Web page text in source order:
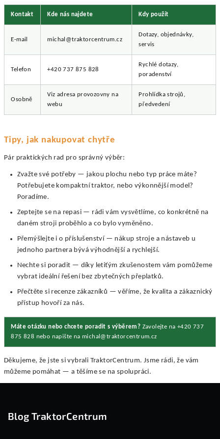
Kontakt Kde nás najdete Kdy použít
E-mail michal@traktorcentrum.cz
Dotazy, objednávky,
servis
Telefon +420 737 875 828
Rychlé dotazy,
poradenství
Osobně
Viz adresa provozovny na
webu
Prohlídka strojů,
předvedení
Tipy, jak nakupovat chytře
Pár praktických rad pro správný výběr:
Zvažte své potřeby — jakou plochu nebo typ práce máte?
Potřebujete kompaktní traktor, nebo výkonnější model?
Poradíme.
Zeptejte se na repasi — rádi vám vysvětlíme, co konkrétně na
daném stroji proběhlo a co bylo vyměněno.
Přemýšlejte i o příslušenství — nákup stroje a nástaveb u
jednoho partnera bývá výhodnější a rychlejší.
Nechte si poradit — díky letiťým zkušenostem vám pomůžeme
vybrat ideální řešení bez zbytečných přeplatků.
Přečtěte si recenze zákazníků — věříme, že kvalita a zákaznický
přístup hovoří za nás.
Máte otázku nebo chcete poradit s výběrem? Zavolejte na +420 737
875 828 nebo napište na michal@traktorcentrum.cz
Děkujeme, že jste si vybrali TraktorCentrum. Jsme rádi, že vám
můžeme pomáhat — a těšíme se na spolupráci.
Blog TraktorCentrum